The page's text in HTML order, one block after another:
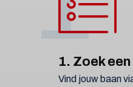
1. Zoek
Vind jouw baan